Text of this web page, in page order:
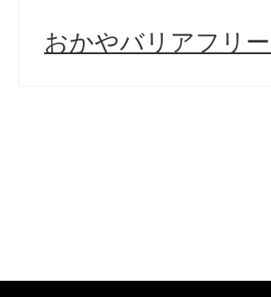
おかやバリアフリ